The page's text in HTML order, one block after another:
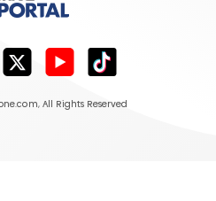
, All Rights Reserved